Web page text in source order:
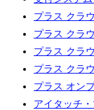
プラス クラ
プラス クラ
プラス クラ
プラス クラ
プラス オン
アイタッチ